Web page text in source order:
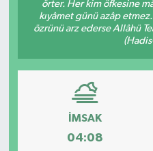
örter. Her kim öfkesine
kıyâmet günü azâp
özrünü arz ederse Allâhü
İMSAK
04:08